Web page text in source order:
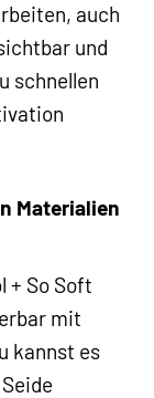
auch
und
schnellen
Materialien
+ So Soft
mit
kannst es